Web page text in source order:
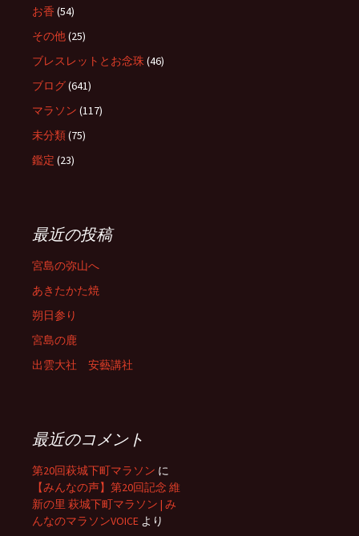
お香 (54)
その他(25)
ブレスレットとお念珠(46)
ブログ(641)
マラソン (117)
未分類(75)
鑑定 (23)
最近の投稿
宮島の弥山へ
あきたかた焼
朔日参り
宮島の鹿
出雲大社 安藝講社
最近のコメント
第20回萩城下町マラソン に
【みんなの声】第20回記念 維
新の里 萩城下町マラソン | み
んなのマラソンVOICE より